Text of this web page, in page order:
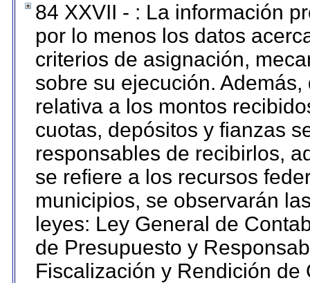
84 XXVII - : La información
por lo menos los datos
criterios de asignación,
sobre su ejecución.
relativa a los montos
cuotas, depósitos y fianzas
responsables de recibirlos,
se refiere a los recursos
municipios, se observarán
leyes: Ley General de
de Presupuesto y
Fiscalización y Rendición